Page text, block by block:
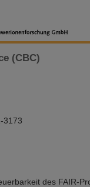
(CBC)
3173
des FAIR-